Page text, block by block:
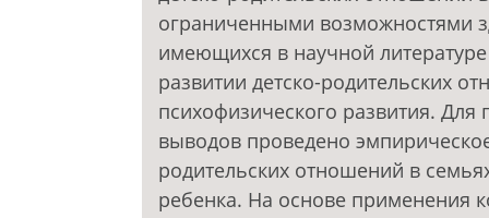
ограниченными возможностями
имеющихся в научной
развитии детско-родительских
психофизического развития. Для
выводов проведено
родительских отношений в
ребенка. На основе применения